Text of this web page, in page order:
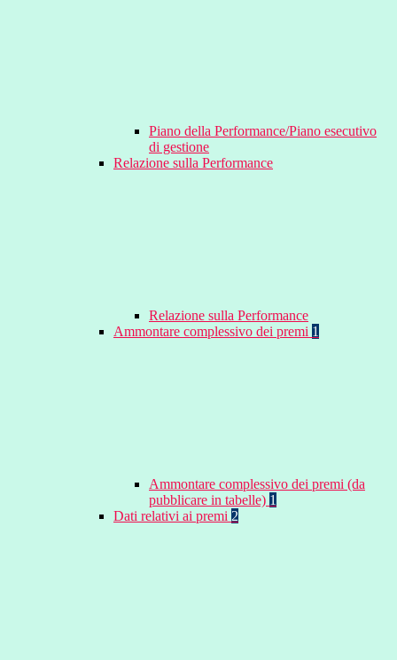
Piano della Performance/Piano esecutivo
di gestione
Relazione sulla Performance
Relazione sulla Performance
Ammontare complessivo dei premi 1
Ammontare complessivo dei premi (da
pubblicare in tabelle) 1
Dati relativi ai premi 2